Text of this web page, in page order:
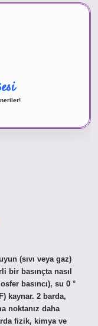
(sıvı veya gaz)
bir basınçta nasıl
basıncı), su 0 °
kaynar. 2 barda,
noktanız daha
fizik, kimya ve